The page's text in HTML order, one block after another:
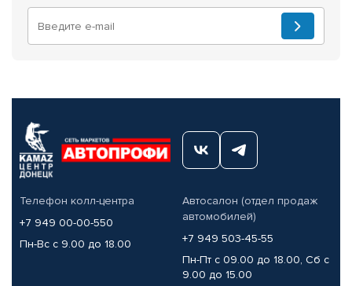
Телефон колл-центра
+7 949 00-00-550
Пн-Вс с 9.00 до 18.00
Автосалон (отдел продаж
автомобилей)
+7 949 503-45-55
Пн-Пт с 09.00 до 18.00, Сб с
9.00 до 15.00